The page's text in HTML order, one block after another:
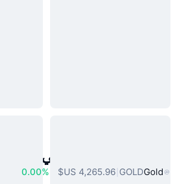
أصول العالم الحقيقي الشائعة
Gold
GOLD
‏‏4,265.96 US$
0.00%